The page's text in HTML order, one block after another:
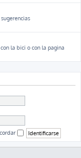
la bici o con la pagina